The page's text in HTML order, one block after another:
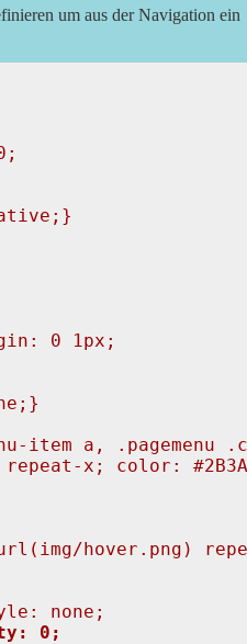
um aus der Navigation ein
0 1px;
item a, .pagemenu
x; color:
url(img/hover.png)
none;
0;